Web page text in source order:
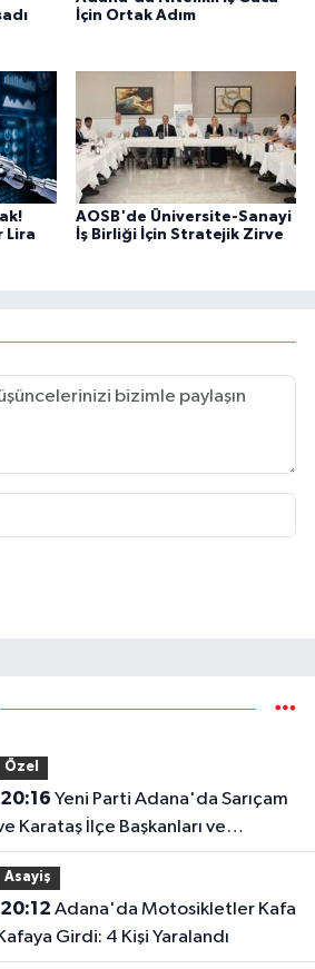
İçin Ortak Adım
Lira
AOSB'de Üniversite-Sanayi
İş Birliği İçin Stratejik Zirve
Özel
20:16
Karataş İlçe Başkanları ve
Belirlendi
Asayiş
20:12
Girdi: 4 Kişi Yaralandı